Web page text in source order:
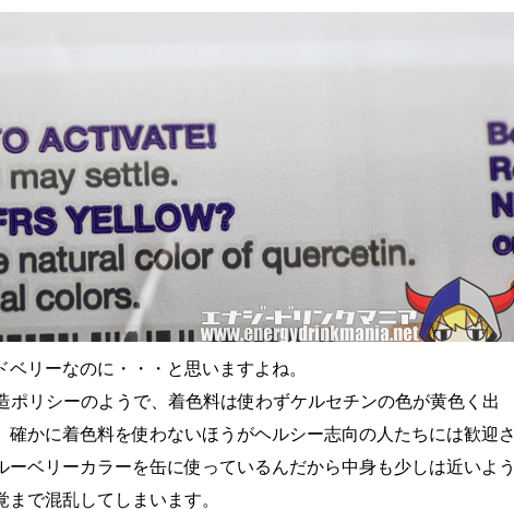
ベリーなのに・・・と思いますよね。
ポリシーのようで、着色料は使わずケルセチンの色が黄色く出
確かに着色料を使わないほうがヘルシー志向の人たちには歓迎さ
ーベリーカラーを缶に使っているんだから中身も少しは近いよう
で混乱してしまいます。